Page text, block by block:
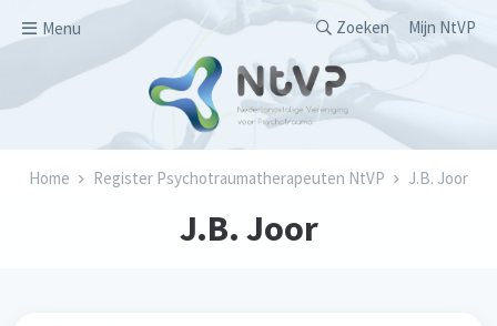
Menu
Secondary
Zoeken Mijn NtVP
Kruimelpad
Home Register Psychotraumatherapeuten NtVP J.B. Joor
J.B. Joor